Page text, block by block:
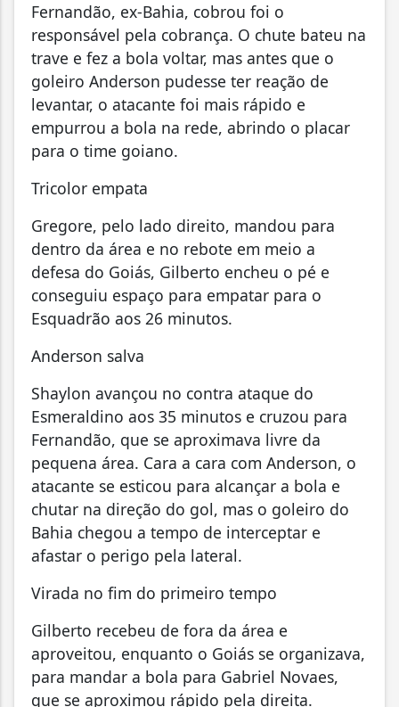
Fernandão, ex-Bahia, cobrou foi o
responsável pela cobrança. O chute bateu na
trave e fez a bola voltar, mas antes que o
goleiro Anderson pudesse ter reação de
levantar, o atacante foi mais rápido e
empurrou a bola na rede, abrindo o placar
para o time goiano.
Tricolor empata
Gregore, pelo lado direito, mandou para
dentro da área e no rebote em meio a
defesa do Goiás, Gilberto encheu o pé e
conseguiu espaço para empatar para o
Esquadrão aos 26 minutos.
Anderson salva
Shaylon avançou no contra ataque do
Esmeraldino aos 35 minutos e cruzou para
Fernandão, que se aproximava livre da
pequena área. Cara a cara com Anderson, o
atacante se esticou para alcançar a bola e
chutar na direção do gol, mas o goleiro do
Bahia chegou a tempo de interceptar e
afastar o perigo pela lateral.
Virada no fim do primeiro tempo
Gilberto recebeu de fora da área e
aproveitou, enquanto o Goiás se organizava,
para mandar a bola para Gabriel Novaes,
que se aproximou rápido pela direita.